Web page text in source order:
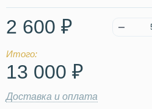
2 600 ₽
Итого:
13 000 ₽
Доставка и оплата